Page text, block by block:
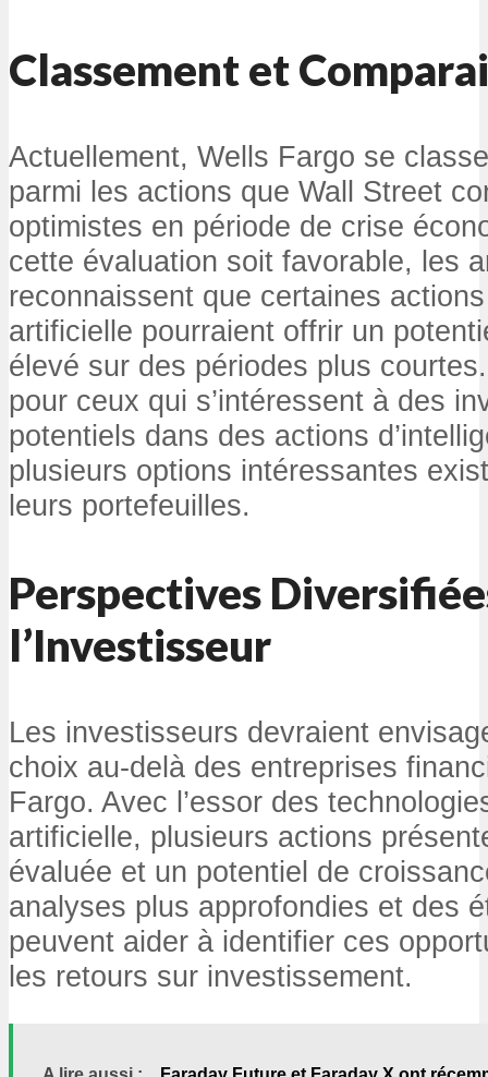
Classement et
Actuellement, Wells Fargo se
parmi les actions que Wall Street
optimistes en période de crise
cette évaluation soit favorable, les
reconnaissent que certaines
artificielle pourraient offrir un
élevé sur des périodes plus
pour ceux qui s’intéressent à des
potentiels dans des actions
plusieurs options intéressantes
leurs portefeuilles.
Perspectives
l’Investisseur
Les investisseurs devraient
choix au-delà des entreprises
Fargo. Avec l’essor des
artificielle, plusieurs actions
évaluée et un potentiel de
analyses plus approfondies et des
peuvent aider à identifier ces
les retours sur investissement.